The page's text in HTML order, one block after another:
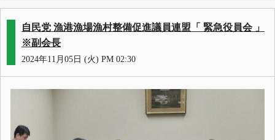
自民党 漁港漁場漁村整備促進議員連盟「 緊急役員会 」
※副会長
2024年11月05日 (火) PM 02:30